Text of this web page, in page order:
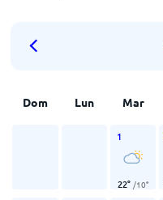
Dom Lun Mar
1
22° /10°